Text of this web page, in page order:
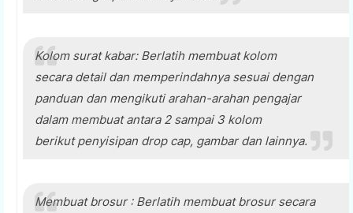
Kolom surat kabar: Berlatih membuat kolom
secara detail dan memperindahnya sesuai dengan
panduan dan mengikuti arahan-arahan pengajar
dalam membuat antara 2 sampai 3 kolom
berikut penyisipan drop cap, gambar dan lainnya.
Membuat brosur : Berlatih membuat brosur secara